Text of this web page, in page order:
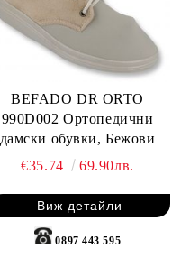
BEFADO DR ORTO
990D002 Ортопедични
дамски обувки, Бежови
€35.74
69.90лв.
Виж детайли
0897 443 595